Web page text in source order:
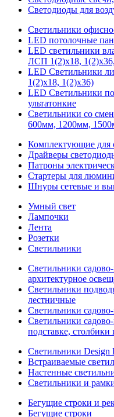
Светодиоды для
Светильники
LED потолочные
LED светильники
ЛСП 1(2)х18,
LED Светильники
1(2)х18, 1(2)х36)
LED Светильники
ультатонкие
Светильники со
600мм, 1200мм,
Комплектующие для
Драйверы
Патроны
Стартеры для
Шнуры сетевые и
Умный свет
Лампочки
Лента
Розетки
Светильники
Светильники
архитектурное
Светильники
лестничные
Светильники
Светильники
подставке,
Светильники Design
Встраиваемые
Настенные
Светильники и
Бегущие строки и
Бегущие строки